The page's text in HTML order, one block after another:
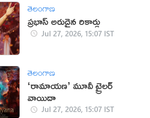
తెలంగాణ
ప్రభాస్ అరుదైన రికార్డు
Jul 27, 2026, 15:07 IST
తెలంగాణ
‘రామాయణ’ మూవీ ట్రైలర్
వాయిదా
Jul 27, 2026, 15:07 IST